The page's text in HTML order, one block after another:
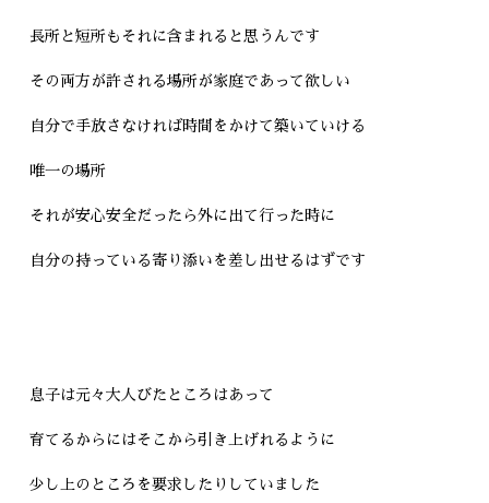
長所と短所もそれに含まれると思うんです
その両方が許される場所が家庭であって欲しい
自分で手放さなければ時間をかけて築いていける
唯一の場所
それが安心安全だったら外に出て行った時に
自分の持っている寄り添いを差し出せるはずです
息子は元々大人びたところはあって
育てるからにはそこから引き上げれるように
少し上のところを要求したりしていました